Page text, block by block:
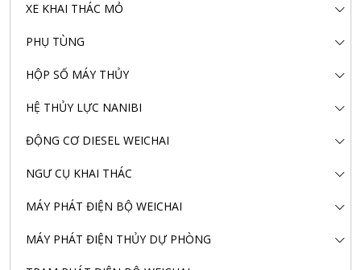
XE KHAI THÁC MỎ
PHỤ TÙNG
HỘP SỐ MÁY THỦY
HỆ THỦY LỰC NANIBI
ĐỘNG CƠ DIESEL WEICHAI
NGƯ CỤ KHAI THÁC
MÁY PHÁT ĐIỆN BỘ WEICHAI
MÁY PHÁT ĐIỆN THỦY DỰ PHÒNG